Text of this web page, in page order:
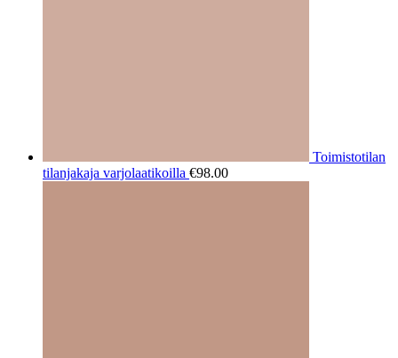
Toimistotilan
tilanjakaja varjolaatikoilla €98.00